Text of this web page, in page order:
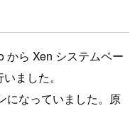
から Xen システムベー
ました。
になっていました。原